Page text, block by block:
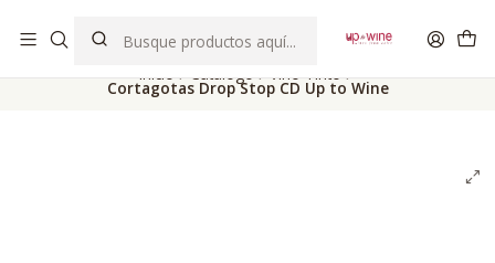
Inicio Catálogo Vino Tinto
Cortagotas Drop Stop CD Up to Wine